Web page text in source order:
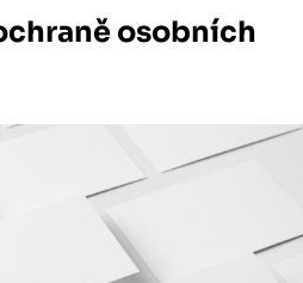
osobních